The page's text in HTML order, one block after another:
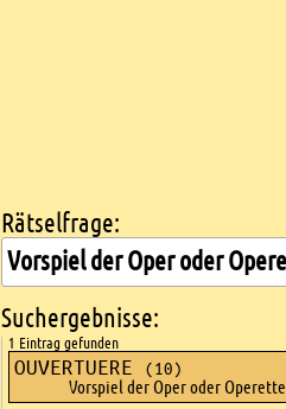
Kreuzworträtsel suchen
Rätselfrage:
Suchergebnisse:
1 Eintrag gefunden
OUVERTUERE (10)
Vorspiel der Oper oder Operette